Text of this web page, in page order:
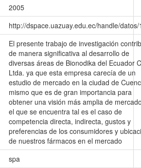
2005
http://dspace.uazuay.edu.ec/handle/
El presente trabajo de investigación
de manera significativa al desarrollo de
diversas áreas de Bionodika del Ecuador
Ltda. ya que esta empresa carecía de un
estudio de mercado en la ciudad de
mismo que es de gran importancia para
obtener una visión más amplia de
el que se encuentra tal es el caso de
competencia directa, indirecta, gustos y
preferencias de los consumidores y
de nuestros fármacos en el mercado
spa